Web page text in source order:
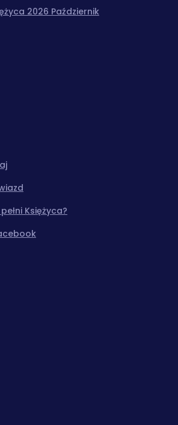
2026 Październik
Księżyca?